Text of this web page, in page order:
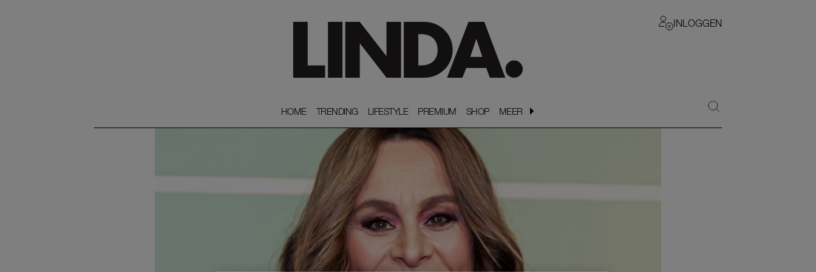
INLOGGEN
HOME
HOME TRENDING
TRENDING LIFESTYLE
LIFESTYLE PREMIUM
PREMIUM SHOP
SHOP MEER
MEER